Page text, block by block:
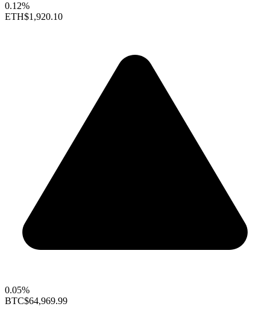
0.12%
ETH$1,920.10
0.05%
BTC$64,969.99